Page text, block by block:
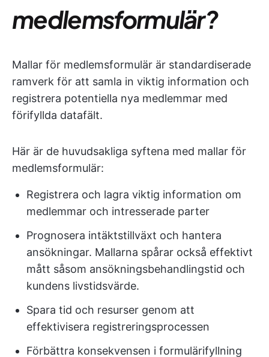
medlemsformulär?
Mallar för medlemsformulär är standardiserade
ramverk för att samla in viktig information och
registrera potentiella nya medlemmar med
förifyllda datafält.
Här är de huvudsakliga syftena med mallar för
medlemsformulär:
Registrera och lagra viktig information om
medlemmar och intresserade parter
Prognosera intäktstillväxt och hantera
ansökningar. Mallarna spårar också effektivt
mått såsom ansökningsbehandlingstid och
kundens livstidsvärde.
Spara tid och resurser genom att
effektivisera registreringsprocessen
Förbättra konsekvensen i formulärifyllning